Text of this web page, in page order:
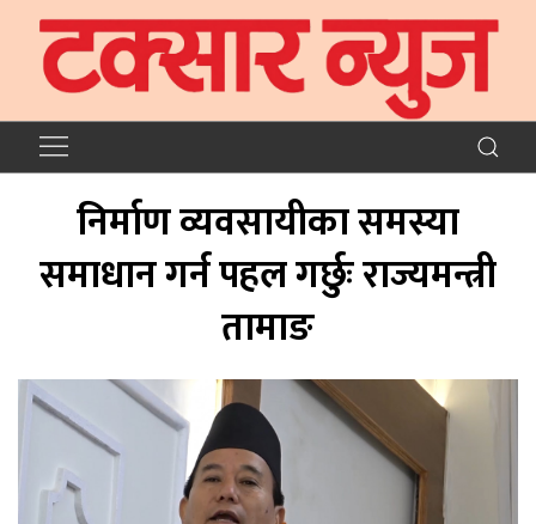
निर्माण व्यवसायीका समस्या
समाधान गर्न पहल गर्छुः राज्यमन्त्री
तामाङ